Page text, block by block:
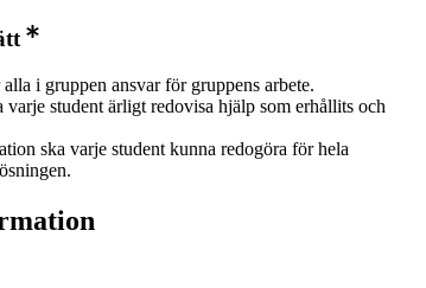
i gruppen ansvar för gruppens arbete.
student ärligt redovisa hjälp som erhållits och
ska varje student kunna redogöra för hela